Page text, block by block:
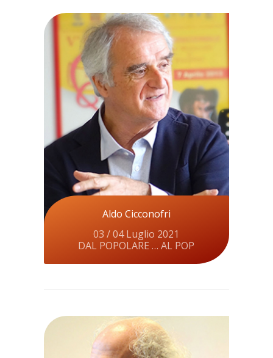
Aldo Cicconofri
03 / 04 Luglio 2021
DAL POPOLARE … AL POP